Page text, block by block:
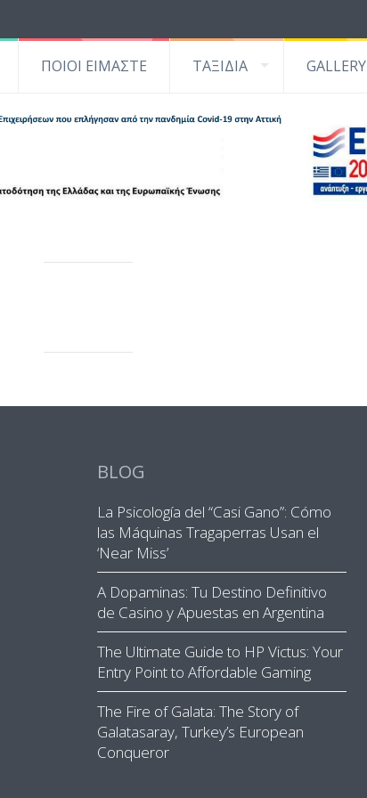
ΠΟΙΟΙ ΕΙΜΑΣΤΕ ΤΑΞΙΔΙΑ GALLERY
BLOG
La Psicología del “Casi Gano”: Cómo
las Máquinas Tragaperras Usan el
‘Near Miss’
A Dopaminas: Tu Destino Definitivo
de Casino y Apuestas en Argentina
The Ultimate Guide to HP Victus: Your
Entry Point to Affordable Gaming
The Fire of Galata: The Story of
Galatasaray, Turkey’s European
Conqueror